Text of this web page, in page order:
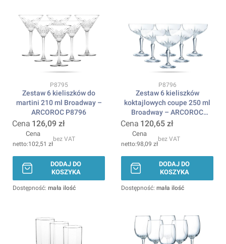
Kod produktu
P8795
Zestaw 6 kieliszków do
martini 210 ml Broadway –
ARCOROC P8796
Cena 126,09 zł
Cena
102,51 zł
bez VAT
DODAJ DO
KOSZYKA
Dostępność: mała ilość
Kod produktu
P8796
Zestaw 6 kieliszków
koktajlowych coupe 250 ml
Broadway – ARCOROC
P8796
Cena 120,65 zł
Cena
98,09 zł
bez VAT
DODAJ DO
KOSZYKA
Dostępność: mała ilość